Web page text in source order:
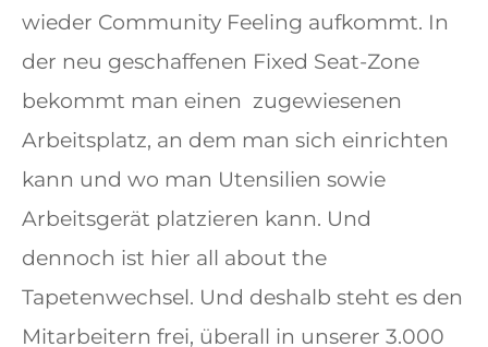
wieder Community Feeling aufkommt. In
der neu geschaffenen Fixed Seat-Zone
bekommt man einen zugewiesenen
Arbeitsplatz, an dem man sich einrichten
kann und wo man Utensilien sowie
Arbeitsgerät platzieren kann. Und
dennoch ist hier all about the
Tapetenwechsel. Und deshalb steht es den
Mitarbeitern frei, überall in unserer 3.000